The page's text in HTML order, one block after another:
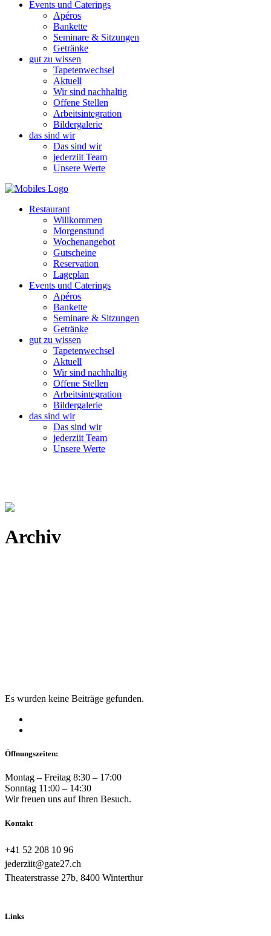
Events und Caterings
Apéros
Bankette
Seminare & Sitzungen
Getränke
gut zu wissen
Tapetenwechsel
Aktuell
Wir sind nachhaltig
Offene Stellen
Arbeitsintegration
Bildergalerie
das sind wir
Das sind wir
jederziit Team
Unsere Werte
Restaurant
Willkommen
Morgenstund
Wochenangebot
Gutscheine
Reservation
Lageplan
Events und Caterings
Apéros
Bankette
Seminare & Sitzungen
Getränke
gut zu wissen
Tapetenwechsel
Aktuell
Wir sind nachhaltig
Offene Stellen
Arbeitsintegration
Bildergalerie
das sind wir
Das sind wir
jederziit Team
Unsere Werte
Archiv
Es wurden keine Beiträge gefunden.
Öffnungszeiten:
Montag – Freitag 8:30 – 17:00
Sonntag 11:00 – 14:30
Wir freuen uns auf Ihren Besuch.
Kontakt
+41 52 208 10 96
jederziit@gate27.ch
Theaterstrasse 27b, 8400 Winterthur
Links